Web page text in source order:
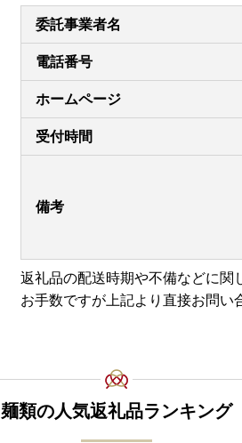
委託事業者名
電話番号
ホームページ
受付時間
備考
返礼品の配送時期や不備などに関
お手数ですが上記より直接お問い
麺類の人気返礼品ランキング